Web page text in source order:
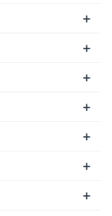
+
+
+
+
+
+
+